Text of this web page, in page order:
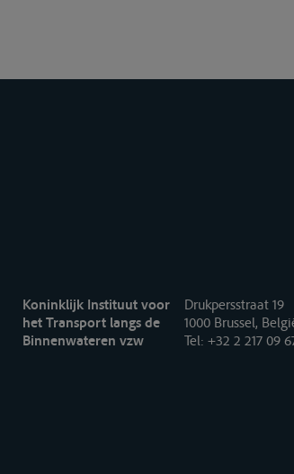
Koninklijk Instituut voor
het Transport langs de
Binnenwateren vzw
Drukpersstraat 19
1000 Brussel,
Tel: +32 2 217 09